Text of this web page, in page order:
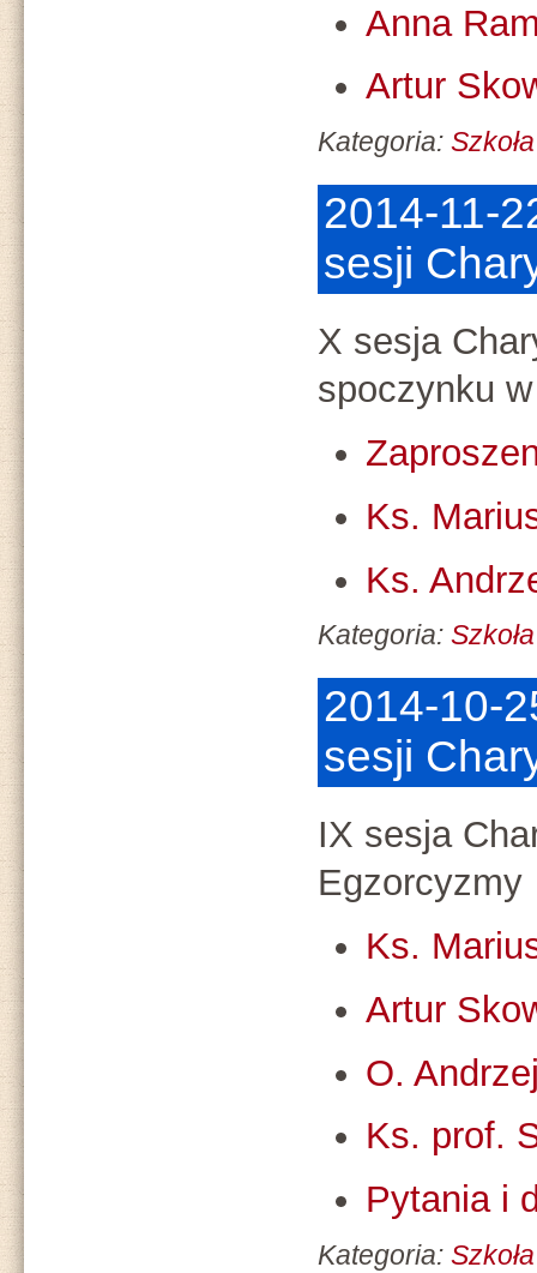
Anna
Artur
Kategoria:
2014-11-
sesji
X sesja
spoczynku
Ks.
Ks.
Kategoria:
2014-10-
sesji
IX sesja
Egzorcyzmy
Ks.
Artur
O.
Ks. prof.
Pytania i
Kategoria: